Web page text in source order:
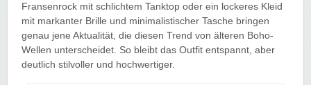
Fransenrock mit schlichtem Tanktop oder ein lockeres Kleid
mit markanter Brille und minimalistischer Tasche bringen
genau jene Aktualität, die diesen Trend von älteren Boho-
Wellen unterscheidet. So bleibt das Outfit entspannt, aber
deutlich stilvoller und hochwertiger.